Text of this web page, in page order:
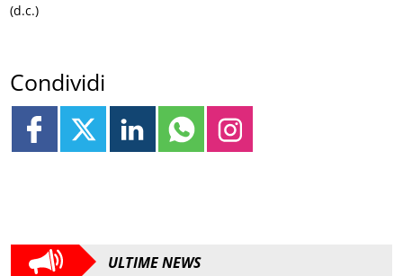
(d.c.)
Condividi
ULTIME NEWS